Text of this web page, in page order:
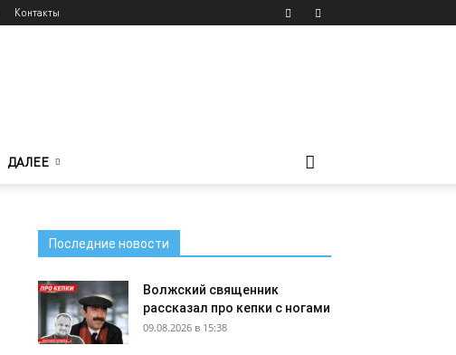
Контакты
ДАЛЕЕ
Последние новости
Волжский священник
рассказал про кепки с ногами
09.08.2026 в 15:38